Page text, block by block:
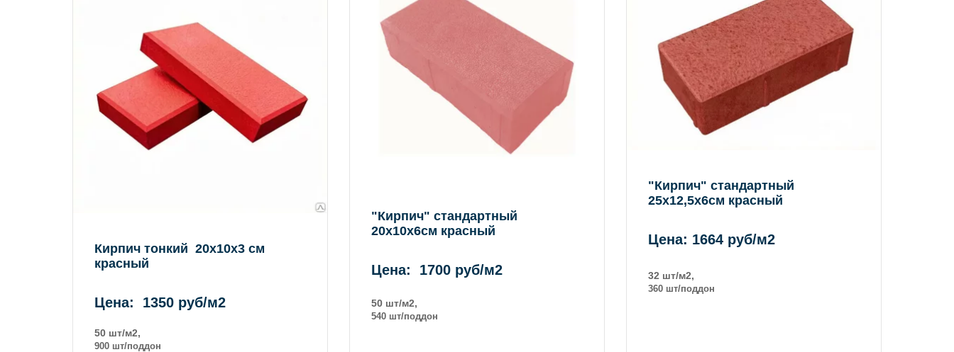
Кирпич тонкий 20х10х3 см
красный
Цена: 1350 руб/м2
50 шт/м2,
900 шт/поддон
"Кирпич" стандартный
20х10х6см красный
Цена: 1700 руб/м2
50 шт/м2,
540 шт/поддон
"Кирпич" стандартный
25х12,5х6см красный
Цена: 1664 руб/м2
32 шт/м2,
360 шт/поддон